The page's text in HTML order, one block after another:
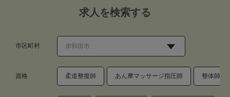
求人を検索する
市区町村
資格 柔道整復師 あん摩マッサージ指圧師 整体師・